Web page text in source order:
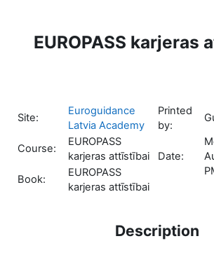
EUROPASS karjeras
Site:
Euroguidance
Latvia Academy
Course:
EUROPASS
karjeras attīstībai
Book:
EUROPASS
karjeras attīstībai
Printed
by:
Date:
Description